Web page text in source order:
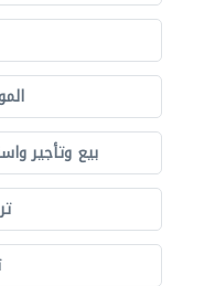
بيع وتأجير